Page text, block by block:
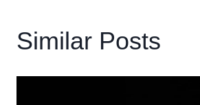
Similar Posts